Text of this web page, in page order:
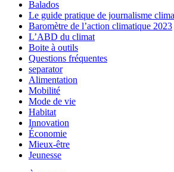
Balados
Le guide pratique de journalisme
Baromètre de l’action climatique 2023
L’ABD du climat
Boite à outils
Questions fréquentes
separator
Alimentation
Mobilité
Mode de vie
Habitat
Innovation
Économie
Mieux-être
Jeunesse